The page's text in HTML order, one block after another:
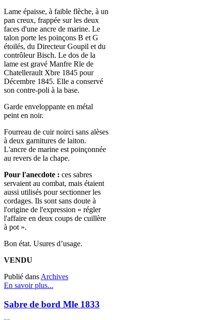
Lame épaisse, à faible flèche, à un
pan creux, frappée sur les deux
faces d'une ancre de marine. Le
talon porte les poinçons B et G
étoilés, du Directeur Goupil et du
contrôleur Bisch. Le dos de la
lame est gravé Manfre Rle de
Chatellerault Xbre 1845 pour
Décembre 1845. Elle a conservé
son contre-poli à la base.
Garde enveloppante en métal
peint en noir.
Fourreau de cuir noirci sans alèses
à deux garnitures de laiton.
L'ancre de marine est poinçonnée
au revers de la chape.
Pour l'anecdote : ces sabres
servaient au combat, mais étaient
aussi utilisés pour sectionner les
cordages. Ils sont sans doute à
l'origine de l'expression « régler
l'affaire en deux coups de cuillère
à pot ».
Bon état. Usures d’usage.
VENDU
Publié dansArchives
En savoir plus...
Sabre de bord Mle 1833